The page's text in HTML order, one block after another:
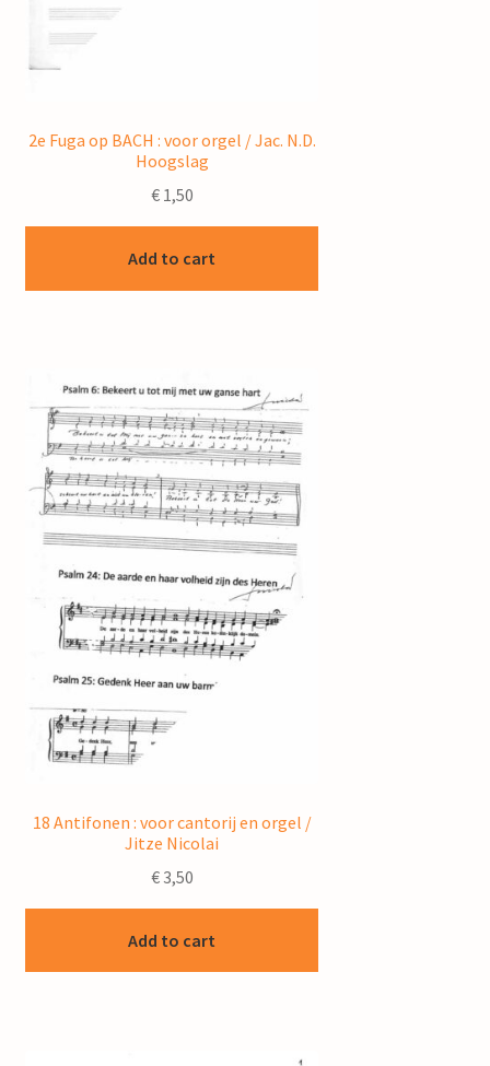
2e Fuga op BACH : voor orgel / Jac. N.D.
Hoogslag
€1,50
Add to cart
18 Antifonen : voor cantorij en orgel /
Jitze Nicolai
€3,50
Add to cart